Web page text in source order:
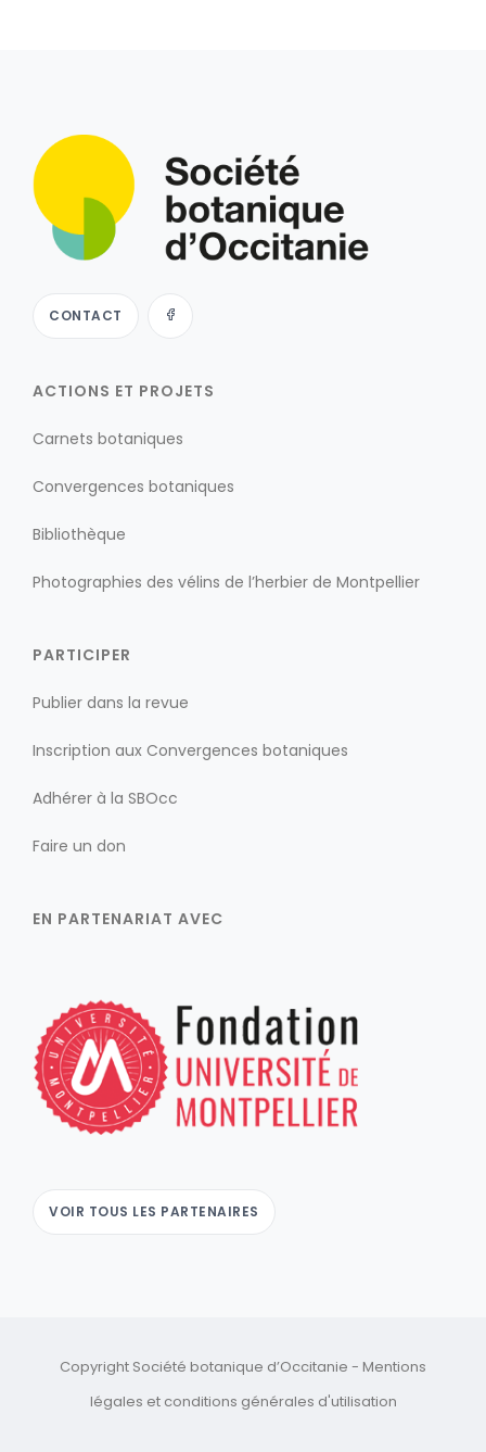
CONTACT
ACTIONS ET PROJETS
Carnets botaniques
Convergences botaniques
Bibliothèque
Photographies des vélins de l’herbier de Montpellier
PARTICIPER
Publier dans la revue
Inscription aux Convergences botaniques
Adhérer à la SBOcc
Faire un don
EN PARTENARIAT AVEC
VOIR TOUS LES PARTENAIRES
Copyright Société botanique d’Occitanie - Mentions
légales et conditions générales d'utilisation